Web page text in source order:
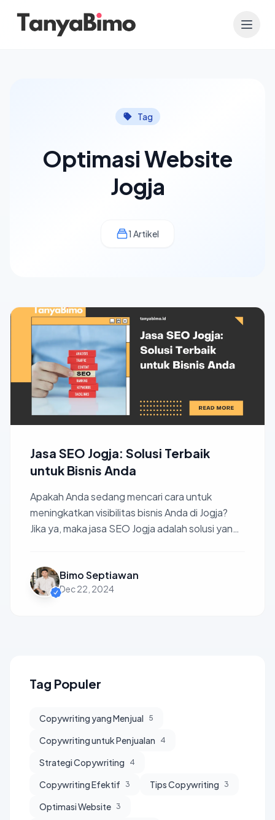
Tag
Optimasi Website
Jogja
1 Artikel
Jasa SEO Jogja: Solusi Terbaik
untuk Bisnis Anda
Apakah Anda sedang mencari cara untuk
meningkatkan visibilitas bisnis Anda di Jogja?
Jika ya, maka jasa SEO Jogja adalah solusi yang
Bimo Septiawan
Dec 22, 2024
Tag Populer
Copywriting yang Menjual 5
Copywriting untuk Penjualan 4
Strategi Copywriting 4
Copywriting Efektif 3 Tips Copywriting 3
Optimasi Website 3